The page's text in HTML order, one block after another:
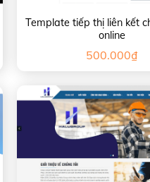
Template tiếp thị liên kết
online
500.000₫